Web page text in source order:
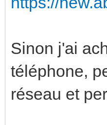
Sinon j'ai
téléphone,
réseau et